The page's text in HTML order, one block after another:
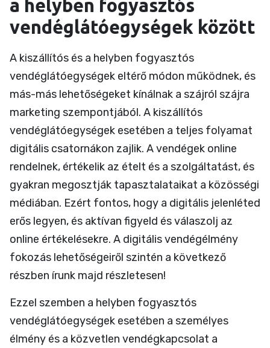
a helyben fogyasztós
vendéglátóegységek között
A kiszállítós és a helyben fogyasztós
vendéglátóegységek eltérő módon működnek, és
más-más lehetőségeket kínálnak a szájról szájra
marketing szempontjából. A kiszállítós
vendéglátóegységek esetében a teljes folyamat
digitális csatornákon zajlik. A vendégek online
rendelnek, értékelik az ételt és a szolgáltatást, és
gyakran megosztják tapasztalataikat a közösségi
médiában. Ezért fontos, hogy a digitális jelenléted
erős legyen, és aktívan figyeld és válaszolj az
online értékelésekre. A digitális vendégélmény
fokozás lehetőségeiről szintén a következő
részben írunk majd részletesen!
Ezzel szemben a helyben fogyasztós
vendéglátóegységek esetében a személyes
élmény és a közvetlen vendégkapcsolat a